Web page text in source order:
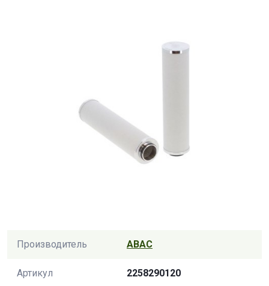
Производитель ABAC
Артикул 2258290120